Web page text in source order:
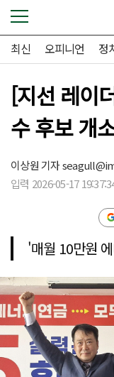
최신 오피니언 정
[지선 레이
수 후보 개
이상원 기자
입력 2026-05-17
'매월 10만원